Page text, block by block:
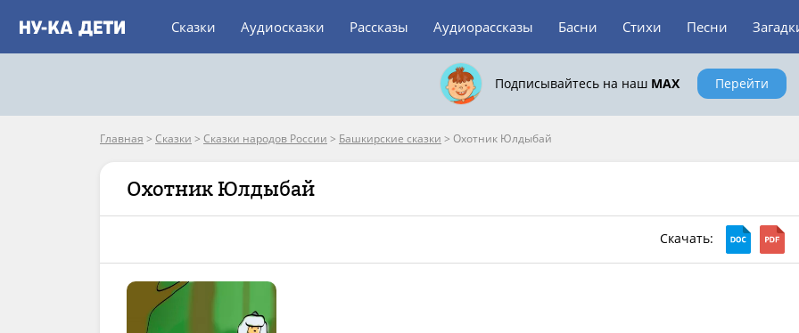
Сказки Аудиосказки Рассказы Аудиорассказы Басни Стихи Песни
Подписывайтесь на наш MAX Перейти
Главная > Сказки > Сказки народов России > Башкирские сказки > Охотник Юлдыбай
Охотник Юлдыбай
Скачать: